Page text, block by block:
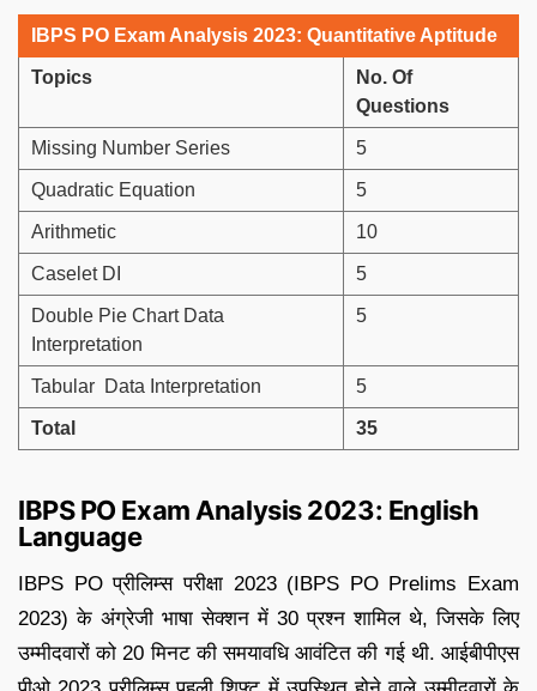
IBPS PO Exam Analysis 2023: Quantitative Aptitude
Topics
No. Of
Questions
Missing Number Series 5
Quadratic Equation 5
Arithmetic 10
Caselet DI 5
Double Pie Chart Data
Interpretation
5
Tabular Data Interpretation 5
Total 35
IBPS PO Exam Analysis 2023: English
Language
IBPS PO प्रीलिम्स परीक्षा 2023 (IBPS PO Prelims Exam
2023) के अंग्रेजी भाषा सेक्शन में 30 प्रश्न शामिल थे, जिसके लिए
उम्मीदवारों को 20 मिनट की समयावधि आवंटित की गई थी. आईबीपीएस